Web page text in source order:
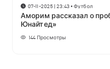
07-11-2025 | 23:43 •Футбол
Аморим рассказал о
Юнайтед»
144 Просмотры